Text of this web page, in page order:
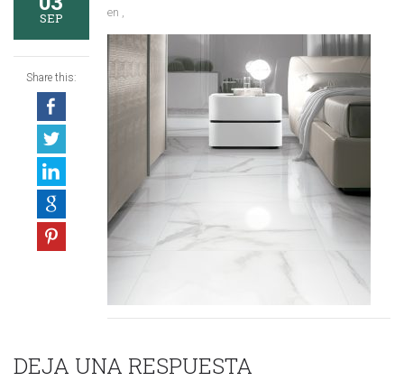
SEP
Share this:
en ,
DEJA UNA RESPUESTA